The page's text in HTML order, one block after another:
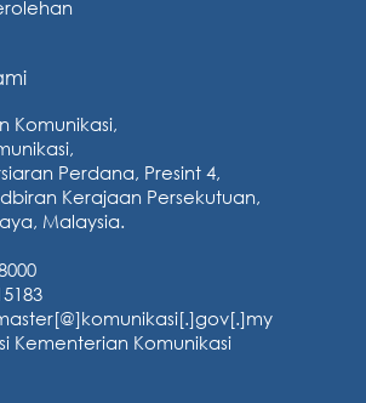
Komunikasi,
Perdana, Presint 4,
Kerajaan Persekutuan,
Malaysia.
Kementerian Komunikasi